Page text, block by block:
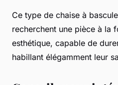
Ce type de chaise à
recherchent une pièce à la
esthétique, capable de
habillant élégamment leur